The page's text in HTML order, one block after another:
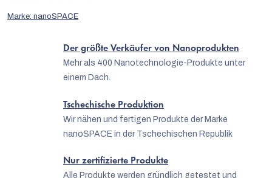
Marke: nanoSPACE
Der größte Verkäufer von Nanoprodukten
Mehr als 400 Nanotechnologie-Produkte unter
einem Dach.
Tschechische Produktion
Wir nähen und fertigen Produkte der Marke
nanoSPACE in der Tschechischen Republik
Nur zertifizierte Produkte
Alle Produkte werden gründlich getestet und